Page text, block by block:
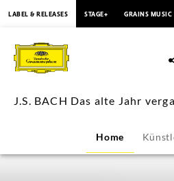
BACH
Das
Jahr
LABEL & RELEASES STAGE+ GRAINS MUSIC
Home